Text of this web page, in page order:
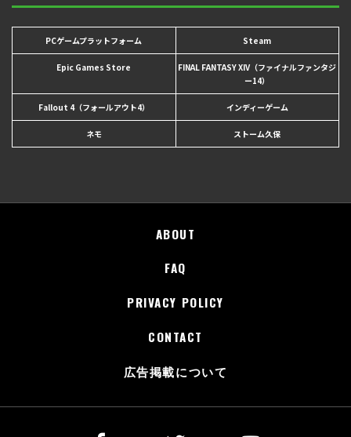
PCゲームプラットフォーム Steam
Epic Games Store
FINAL FANTASY XIV（ファイナルファンタジ
ー14）
Fallout 4（フォールアウト4） インディーゲーム
ネモ ストーム久保
ABOUT
FAQ
PRIVACY POLICY
CONTACT
広告掲載について